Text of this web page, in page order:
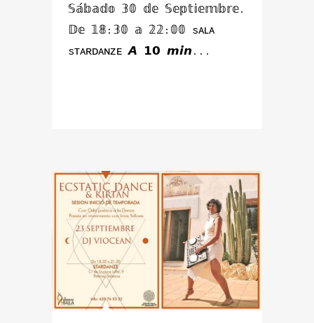
𝕊𝕒́𝕓𝕒𝕕𝕠 𝟛𝟘 𝕕𝕖 𝕊𝕖𝕡𝕥𝕚𝕖𝕞𝕓𝕣𝕖.
𝔻𝕖 𝟙𝟠:𝟛𝟘 𝕒 𝟚𝟚:𝟘𝟘 sᴀʟᴀ
sᴛᴀʀᴅᴀɴᴢᴇ 𝘼 𝟭𝟬 𝙢𝙞𝙣...